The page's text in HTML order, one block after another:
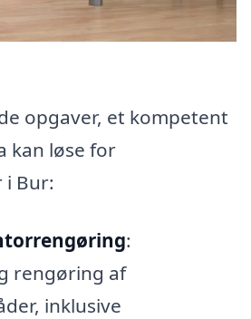
opgaver, et kompetent
kan løse for
i Bur:
:
rengøring af
inklusive